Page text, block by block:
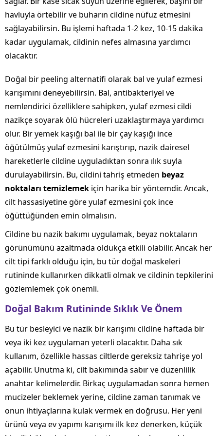
havluyla örtebilir ve buharın cildine nüfuz etmesini
sağlayabilirsin. Bu işlemi haftada 1-2 kez, 10-15 dakika
kadar uygulamak, cildinin nefes almasına yardımcı
olacaktır.
Doğal bir peeling alternatifi olarak bal ve yulaf ezmesi
karışımını deneyebilirsin. Bal, antibakteriyel ve
nemlendirici özelliklere sahipken, yulaf ezmesi cildi
nazikçe soyarak ölü hücreleri uzaklaştırmaya yardımcı
olur. Bir yemek kaşığı bal ile bir çay kaşığı ince
öğütülmüş yulaf ezmesini karıştırıp, nazik dairesel
hareketlerle cildine uyguladıktan sonra ılık suyla
durulayabilirsin. Bu, cildini tahriş etmeden beyaz
noktaları temizlemek için harika bir yöntemdir. Ancak,
cilt hassasiyetine göre yulaf ezmesini çok ince
öğüttüğünden emin olmalısın.
Cildine bu nazik bakımı uygulamak, beyaz noktaların
görünümünü azaltmada oldukça etkili olabilir. Ancak her
cilt tipi farklı olduğu için, bu tür doğal maskeleri
rutininde kullanırken dikkatli olmak ve cildinin tepkilerini
gözlemlemek çok önemli.
Doğal Bakım Rutininde Sıklık Ve Önem
Bu tür besleyici ve nazik bir karışımı cildine haftada bir
veya iki kez uygulaman yeterli olacaktır. Daha sık
kullanım, özellikle hassas ciltlerde gereksiz tahrişe yol
açabilir. Unutma ki, cilt bakımında sabır ve düzenlilik
anahtar kelimelerdir. Birkaç uygulamadan sonra hemen
mucizeler beklemek yerine, cildine zaman tanımak ve
onun ihtiyaçlarına kulak vermek en doğrusu. Her yeni
ürünü veya ev yapımı karışımı ilk kez denerken, küçük